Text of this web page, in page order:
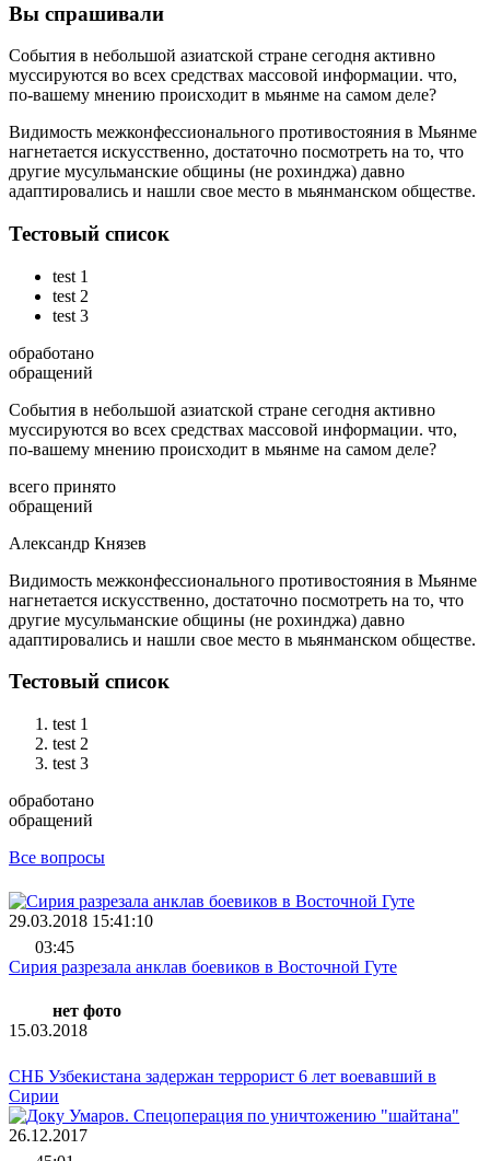
Вы спрашивали
События в небольшой азиатской стране сегодня активно
муссируются во всех средствах массовой информации. что,
по-вашему мнению происходит в мьянме на самом деле?
Видимость межконфессионального противостояния в Мьянме
нагнетается искусственно, достаточно посмотреть на то, что
другие мусульманские общины (не рохинджа) давно
адаптировались и нашли свое место в мьянманском обществе.
Тестовый список
test 1
test 2
test 3
обработано
обращений
События в небольшой азиатской стране сегодня активно
муссируются во всех средствах массовой информации. что,
по-вашему мнению происходит в мьянме на самом деле?
всего принято
обращений
Александр Князев
Видимость межконфессионального противостояния в Мьянме
нагнетается искусственно, достаточно посмотреть на то, что
другие мусульманские общины (не рохинджа) давно
адаптировались и нашли свое место в мьянманском обществе.
Тестовый список
test 1
test 2
test 3
обработано
обращений
Все вопросы
29.03.2018 15:41:10
03:45
Сирия разрезала анклав боевиков в Восточной Гуте
нет фото
15.03.2018
СНБ Узбекистана задержан террорист 6 лет воевавший в
Сирии
26.12.2017